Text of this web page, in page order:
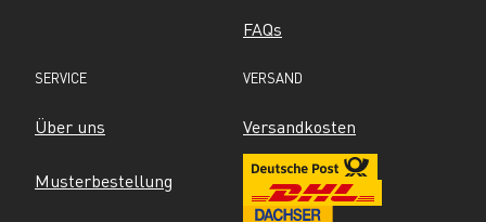
FAQs
SERVICE
Über uns
Musterbestellung
VERSAND
Versandkosten